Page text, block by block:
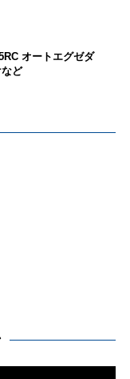
オートエグゼダ
ど